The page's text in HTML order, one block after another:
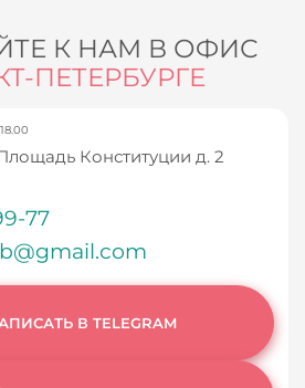
К НАМ В ОФИС
ПЕТЕРБУРГЕ
Конституции д. 2
77
В TELEGRAM